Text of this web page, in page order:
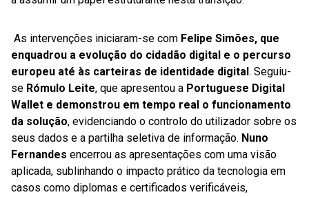
As intervenções iniciaram-se com Felipe Simões, que
enquadrou a evolução do cidadão digital e o percurso
europeu até às carteiras de identidade digital . Seguiu-
se Rómulo Leite, que apresentou a Portuguese Digital
Wallet e demonstrou em tempo real o funcionamento
da solução, evidenciando o controlo do utilizador sobre os
seus dados e a partilha seletiva de informação. Nuno
Fernandes encerrou as apresentações com uma visão
aplicada, sublinhando o impacto prático da tecnologia em
casos como diplomas e certificados verificáveis,